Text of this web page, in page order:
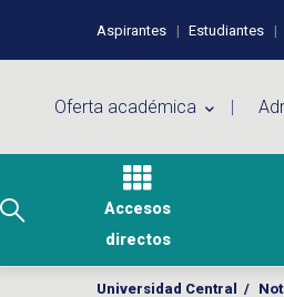
Perfiles de
Aspirantes Estudiantes
Oferta académica
Accesos
directos
Universidad Central /